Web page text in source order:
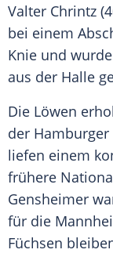
Valter Chrintz
bei einem
Knie und
aus der Halle
Die Löwen
der
liefen einem
frühere
Gensheimer
für die
Füchsen